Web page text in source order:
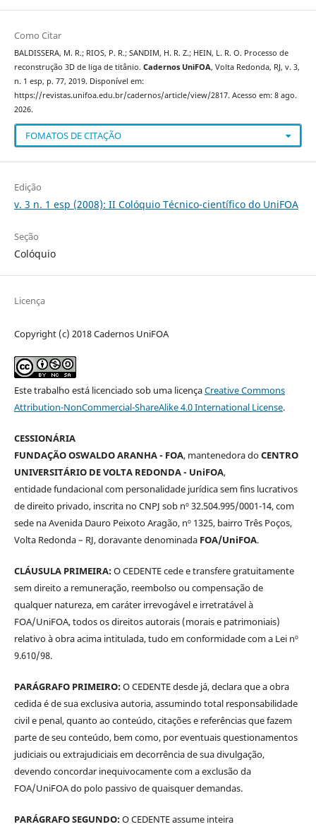
Como Citar
BALDISSERA, M. R.; RIOS, P. R.; SANDIM, H. R. Z.; HEIN, L. R. O. Processo de
reconstrução 3D de liga de titânio. Cadernos UniFOA, Volta Redonda, RJ, v. 3,
n. 1 esp, p. 77, 2019. Disponível em:
https://revistas.unifoa.edu.br/cadernos/article/view/2817. Acesso em: 8 ago.
2026.
FOMATOS DE CITAÇÃO
Edição
v. 3 n. 1 esp (2008): II Colóquio Técnico-científico do UniFOA
Seção
Colóquio
Licença
Copyright (c) 2018 Cadernos UniFOA
Este trabalho está licenciado sob uma licençaCreative Commons
Attribution-NonCommercial-ShareAlike 4.0 International License.
CESSIONÁRIA
FUNDAÇÃO OSWALDO ARANHA - FOA, mantenedora doCENTRO
UNIVERSITÁRIO DE VOLTA REDONDA - UniFOA,
entidade fundacional com personalidade jurídica sem fins lucrativos
de direito privado, inscrita no CNPJ sob nº 32.504.995/0001-14, com
sede na Avenida Dauro Peixoto Aragão, nº 1325, bairro Três Poços,
Volta Redonda – RJ, doravante denominada FOA/UniFOA.
CLÁUSULA PRIMEIRA:O CEDENTE cede e transfere gratuitamente
sem direito a remuneração, reembolso ou compensação de
qualquer natureza, em caráter irrevogável e irretratável à
FOA/UniFOA, todos os direitos autorais (morais e patrimoniais)
relativo à obra acima intitulada, tudo em conformidade com a Lei nº
9.610/98.
PARÁGRAFO PRIMEIRO:O CEDENTE desde já, declara que a obra
cedida é de sua exclusiva autoria, assumindo total responsabilidade
civil e penal, quanto ao conteúdo, citações e referências que fazem
parte de seu conteúdo, bem como, por eventuais questionamentos
judiciais ou extrajudiciais em decorrência de sua divulgação,
devendo concordar inequivocamente com a exclusão da
FOA/UniFOA do polo passivo de quaisquer demandas.
PARÁGRAFO SEGUNDO:O CEDENTE assume inteira